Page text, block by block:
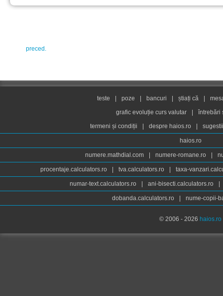
preced.
teste poze bancuri știați că
grafic evoluție curs valutar
întrebări
termeni și condiții
despre haios.ro
haios.ro
numere.mathdial.com numere-romane.ro
procentaje.calculators.ro tva.calculators.ro taxa-
numar-text.calculators.ro ani-bisecti.calculators.ro
dobanda.calculators.ro nume-copii-
© 2006 - 2026 haios.ro